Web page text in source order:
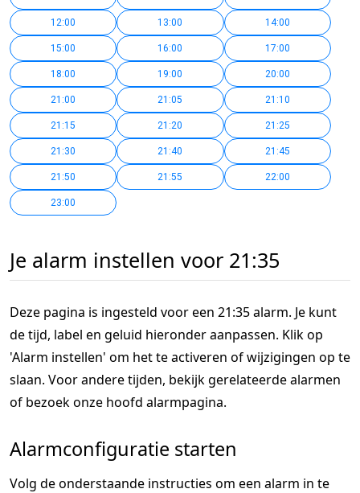
12:00 13:00 14:00
15:00 16:00 17:00
18:00 19:00 20:00
21:00 21:05 21:10
21:15 21:20 21:25
21:30 21:40 21:45
21:50 21:55 22:00
23:00
Je alarm instellen voor 21:35
Deze pagina is ingesteld voor een 21:35 alarm. Je kunt
de tijd, label en geluid hieronder aanpassen. Klik op
'Alarm instellen' om het te activeren of wijzigingen op te
slaan. Voor andere tijden, bekijk gerelateerde alarmen
of bezoek onze hoofd alarmpagina.
Alarmconfiguratie starten
Volg de onderstaande instructies om een alarm in te